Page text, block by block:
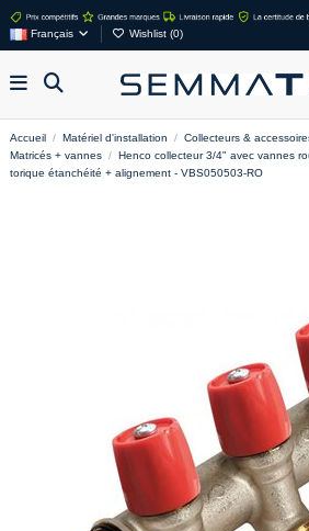
Français Wishlist (0)
Accueil Matériel d'installation Collecteurs &
Matricés + vannes
Henco collecteur 3/4" avec vannes
torique étanchéité + alignement - VBS050503-RO